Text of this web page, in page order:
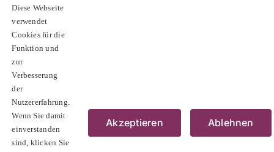
Mail: office@rauchberger.at
Soziale Netzwerke
Diese Webseite
verwendet
Cookies für die
Funktion und
zur
Verbesserung
der
Nutzererfahrung.
Wenn Sie damit
einverstanden
sind, klicken Sie
Akzeptieren Ablehnen